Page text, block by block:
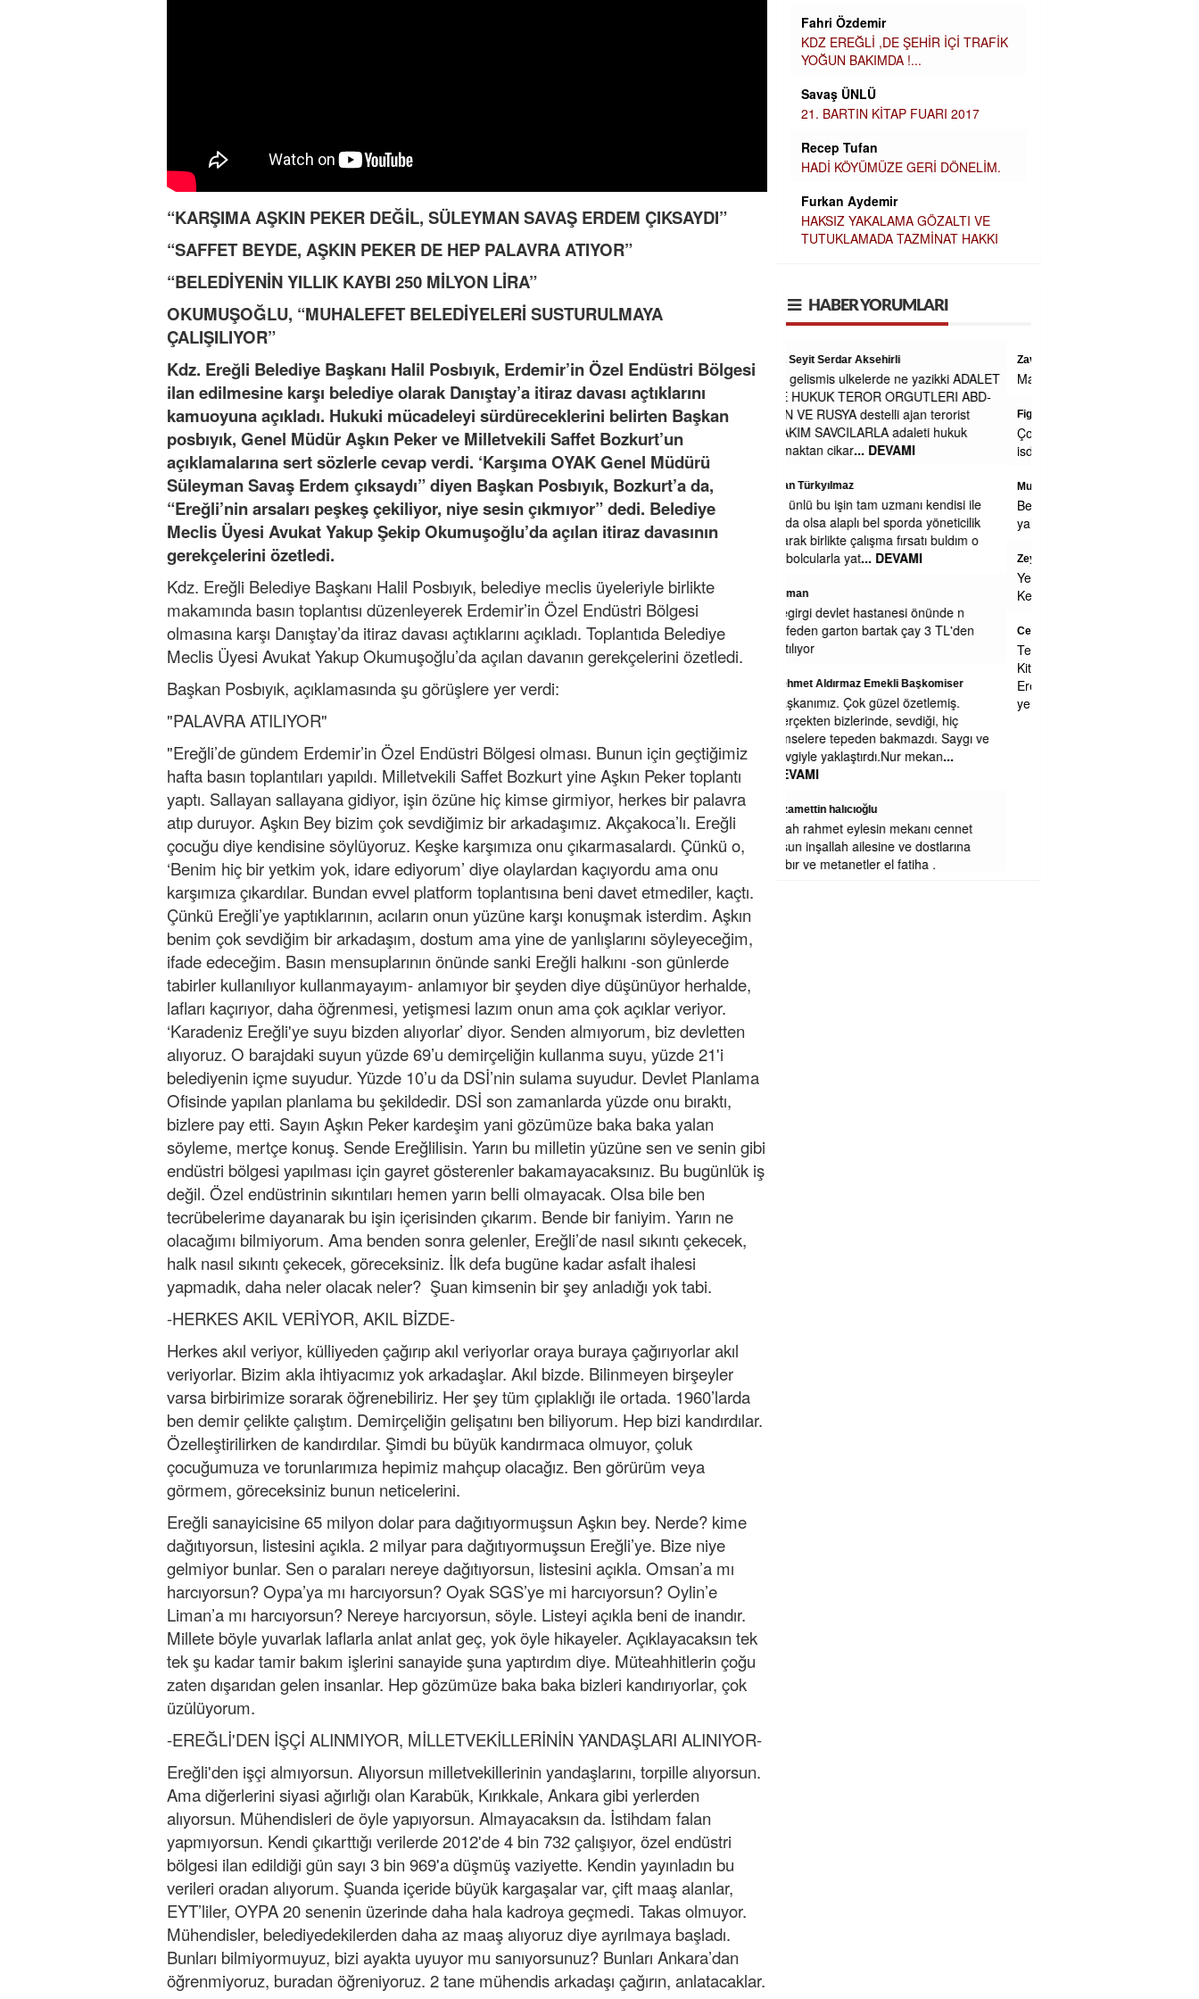
“KARŞIMA AŞKIN PEKER DEĞİL, SÜLEYMAN SAVAŞ ERDEM ÇIKSAYDI”
“SAFFET BEYDE, AŞKIN PEKER DE HEP PALAVRA ATIYOR”
“BELEDİYENİN YILLIK KAYBI 250 MİLYON LİRA”
OKUMUŞOĞLU, “MUHALEFET BELEDİYELERİ SUSTURULMAYA
ÇALIŞILIYOR”
Kdz. Ereğli Belediye Başkanı Halil Posbıyık, Erdemir’in Özel Endüstri Bölgesi
ilan edilmesine karşı belediye olarak Danıştay’a itiraz davası açtıklarını
kamuoyuna açıkladı. Hukuki mücadeleyi sürdüreceklerini belirten Başkan
posbıyık, Genel Müdür Aşkın Peker ve Milletvekili Saffet Bozkurt’un
açıklamalarına sert sözlerle cevap verdi. ‘Karşıma OYAK Genel Müdürü
Süleyman Savaş Erdem çıksaydı” diyen Başkan Posbıyık, Bozkurt’a da,
“Ereğli’nin arsaları peşkeş çekiliyor, niye sesin çıkmıyor” dedi. Belediye
Meclis Üyesi Avukat Yakup Şekip Okumuşoğlu’da açılan itiraz davasının
gerekçelerini özetledi.
Kdz. Ereğli Belediye Başkanı Halil Posbıyık, belediye meclis üyeleriyle birlikte
makamında basın toplantısı düzenleyerek Erdemir’in Özel Endüstri Bölgesi
olmasına karşı Danıştay’da itiraz davası açtıklarını açıkladı. Toplantıda Belediye
Meclis Üyesi Avukat Yakup Okumuşoğlu’da açılan davanın gerekçelerini özetledi.
Başkan Posbıyık, açıklamasında şu görüşlere yer verdi:
"PALAVRA ATILIYOR"
"Ereğli’de gündem Erdemir’in Özel Endüstri Bölgesi olması. Bunun için geçtiğimiz
hafta basın toplantıları yapıldı. Milletvekili Saffet Bozkurt yine Aşkın Peker toplantı
yaptı. Sallayan sallayana gidiyor, işin özüne hiç kimse girmiyor, herkes bir palavra
atıp duruyor. Aşkın Bey bizim çok sevdiğimiz bir arkadaşımız. Akçakoca’lı. Ereğli
çocuğu diye kendisine söylüyoruz. Keşke karşımıza onu çıkarmasalardı. Çünkü o,
‘Benim hiç bir yetkim yok, idare ediyorum’ diye olaylardan kaçıyordu ama onu
karşımıza çıkardılar. Bundan evvel platform toplantısına beni davet etmediler, kaçtı.
Çünkü Ereğli’ye yaptıklarının, acıların onun yüzüne karşı konuşmak isterdim. Aşkın
benim çok sevdiğim bir arkadaşım, dostum ama yine de yanlışlarını söyleyeceğim,
ifade edeceğim. Basın mensuplarının önünde sanki Ereğli halkını -son günlerde
tabirler kullanılıyor kullanmayayım- anlamıyor bir şeyden diye düşünüyor herhalde,
lafları kaçırıyor, daha öğrenmesi, yetişmesi lazım onun ama çok açıklar veriyor.
‘Karadeniz Ereğli'ye suyu bizden alıyorlar’ diyor. Senden almıyorum, biz devletten
alıyoruz. O barajdaki suyun yüzde 69’u demirçeliğin kullanma suyu, yüzde 21'i
belediyenin içme suyudur. Yüzde 10’u da DSİ’nin sulama suyudur. Devlet Planlama
Ofisinde yapılan planlama bu şekildedir. DSİ son zamanlarda yüzde onu bıraktı,
bizlere pay etti. Sayın Aşkın Peker kardeşim yani gözümüze baka baka yalan
söyleme, mertçe konuş. Sende Ereğlilisin. Yarın bu milletin yüzüne sen ve senin gibi
endüstri bölgesi yapılması için gayret gösterenler bakamayacaksınız. Bu bugünlük iş
değil. Özel endüstrinin sıkıntıları hemen yarın belli olmayacak. Olsa bile ben
tecrübelerime dayanarak bu işin içerisinden çıkarım. Bende bir faniyim. Yarın ne
olacağımı bilmiyorum. Ama benden sonra gelenler, Ereğli’de nasıl sıkıntı çekecek,
halk nasıl sıkıntı çekecek, göreceksiniz. İlk defa bugüne kadar asfalt ihalesi
yapmadık, daha neler olacak neler? Şuan kimsenin bir şey anladığı yok tabi.
-HERKES AKIL VERİYOR, AKIL BİZDE-
Herkes akıl veriyor, külliyeden çağırıp akıl veriyorlar oraya buraya çağırıyorlar akıl
veriyorlar. Bizim akla ihtiyacımız yok arkadaşlar. Akıl bizde. Bilinmeyen birşeyler
varsa birbirimize sorarak öğrenebiliriz. Her şey tüm çıplaklığı ile ortada. 1960’larda
ben demir çelikte çalıştım. Demirçeliğin gelişatını ben biliyorum. Hep bizi kandırdılar.
Özelleştirilirken de kandırdılar. Şimdi bu büyük kandırmaca olmuyor, çoluk
çocuğumuza ve torunlarımıza hepimiz mahçup olacağız. Ben görürüm veya
görmem, göreceksiniz bunun neticelerini.
Ereğli sanayicisine 65 milyon dolar para dağıtıyormuşsun Aşkın bey. Nerde? kime
dağıtıyorsun, listesini açıkla. 2 milyar para dağıtıyormuşsun Ereğli’ye. Bize niye
gelmiyor bunlar. Sen o paraları nereye dağıtıyorsun, listesini açıkla. Omsan’a mı
harcıyorsun? Oypa’ya mı harcıyorsun? Oyak SGS’ye mi harcıyorsun? Oylin’e
Liman’a mı harcıyorsun? Nereye harcıyorsun, söyle. Listeyi açıkla beni de inandır.
Millete böyle yuvarlak laflarla anlat anlat geç, yok öyle hikayeler. Açıklayacaksın tek
tek şu kadar tamir bakım işlerini sanayide şuna yaptırdım diye. Müteahhitlerin çoğu
zaten dışarıdan gelen insanlar. Hep gözümüze baka baka bizleri kandırıyorlar, çok
üzülüyorum.
-EREĞLİ'DEN İŞÇİ ALINMIYOR, MİLLETVEKİLLERİNİN YANDAŞLARI ALINIYOR-
Ereğli'den işçi almıyorsun. Alıyorsun milletvekillerinin yandaşlarını, torpille alıyorsun.
Ama diğerlerini siyasi ağırlığı olan Karabük, Kırıkkale, Ankara gibi yerlerden
alıyorsun. Mühendisleri de öyle yapıyorsun. Almayacaksın da. İstihdam falan
yapmıyorsun. Kendi çıkarttığı verilerde 2012'de 4 bin 732 çalışıyor, özel endüstri
bölgesi ilan edildiği gün sayı 3 bin 969'a düşmüş vaziyette. Kendin yayınladın bu
verileri oradan alıyorum. Şuanda içeride büyük kargaşalar var, çift maaş alanlar,
EYT’liler, OYPA 20 senenin üzerinde daha hala kadroya geçmedi. Takas olmuyor.
Mühendisler, belediyedekilerden daha az maaş alıyoruz diye ayrılmaya başladı.
Bunları bilmiyormuyuz, bizi ayakta uyuyor mu sanıyorsunuz? Bunları Ankara’dan
öğrenmiyoruz, buradan öğreniyoruz. 2 tane mühendis arkadaşı çağırın, anlatacaklar.
Fahri Özdemir
KDZ EREĞLİ ,DE ŞEHİR İÇİ TRAFİK
YOĞUN BAKIMDA !...
Savaş ÜNLÜ
21. BARTIN KİTAP FUARI 2017
Recep Tufan
HADİ KÖYÜMÜZE GERİ DÖNELİM.
Furkan Aydemir
HAKSIZ YAKALAMA GÖZALTI VE
TUTUKLAMADA TAZMİNAT HAKKI
HABER YORUMLARI
Dr. Seyit Serdar Aksehirli
Az gelismis ulkelerde ne yazikki ADALET
VE HUKUK TEROR ORGUTLERI ABD-
CIN VE RUSYA destelli ajan terorist
HAKIM SAVCILARLA adaleti hukuk
olmaktan cikar... DEVAMI
İrfan Türkyılmaz
Ali ünlü bu işin tam uzmanı kendisi ile
azda olsa alaplı bel sporda yöneticilik
olarak birlikte çalışma fırsatı buldım o
Osman
Cegirgi devlet hastanesi önünde n
büfeden garton bartak çay 3 TL'den
Mehmet Aldırmaz Emekli Başkomiser
sevgiyle yaklaştırdı.Nur mekan...
DEVAMI
Nizamettin halıcıoğlu
Allah rahmet eylesin mekanı cennet
olsun inşallah ailesine ve dostlarına
sabır ve metanetler el fatiha .
Zavallı işçi
Maaşa gelince Afrika baz aliniyor
Figen alkan
Çok zengin olursunuz belki engeliden ne
isdiyosunuz
Mustafa
Belediyede para yokmu niye sağa sola
yalvariyorlar
Zeynep Erdoğan
Kesinlikle yenmiyor.
Cengiz GÜZEL
Teşekkürler Efsane Başkanım . Secim
Eregli Halkı Seni Cok Seviyoruz Pazar
yerinde Sarılınca 1.2.3... DEVAMI